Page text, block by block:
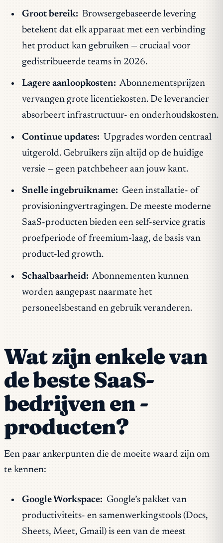
Groot bereik: Browsergebaseerde levering
betekent dat elk apparaat met een verbinding
het product kan gebruiken — cruciaal voor
gedistribueerde teams in 2026.
Lagere aanloopkosten: Abonnementsprijzen
vervangen grote licentiekosten. De leverancier
absorbeert infrastructuur- en onderhoudskosten.
Continue updates: Upgrades worden centraal
uitgerold. Gebruikers zijn altijd op de huidige
versie — geen patchbeheer aan jouw kant.
Snelle ingebruikname: Geen installatie- of
provisioningvertragingen. De meeste moderne
SaaS-producten bieden een self-service gratis
proefperiode of freemium-laag, de basis van
product-led growth.
Schaalbaarheid: Abonnementen kunnen
worden aangepast naarmate het
personeelsbestand en gebruik veranderen.
Wat zijn enkele van
de beste SaaS-
bedrijven en -
producten?
Een paar ankerpunten die de moeite waard zijn om
te kennen:
Google Workspace: Google’s pakket van
productiviteits- en samenwerkingstools (Docs,
Sheets, Meet, Gmail) is een van de meest